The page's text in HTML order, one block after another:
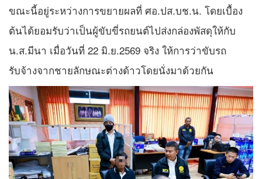
ขณะนี้อยู่ระหว่างการขยายผลที่ ศอ.ปส.บช.น. โดยเบื้อง
ต้นได้ยอมรับว่าเป็นผู้ขับขี่รถยนต์ไปส่งกล่องพัสดุให้กับ
น.ส.มีนา เมื่อวันที่ 22 มิ.ย.2569 จริง ให้การว่าขับรถ
รับจ้างจากชายลักษณะต่างด้าวโดยนั่งมาด้วยกัน